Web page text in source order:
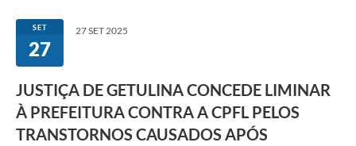
SET
27
27 SET 2025
JUSTIÇA DE GETULINA CONCEDE LIMINAR
À PREFEITURA CONTRA A CPFL PELOS
TRANSTORNOS CAUSADOS APÓS